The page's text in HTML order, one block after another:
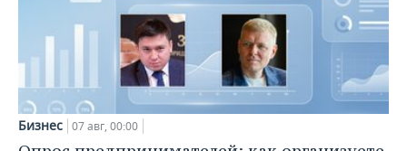
Бизнес 07 авг, 00:00